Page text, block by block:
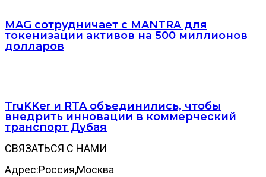
MAG сотрудничает с MANTRA для
токенизации активов на 500 миллионов
долларов
TruKKer и RTA объединились, чтобы
внедрить инновации в коммерческий
транспорт Дубая
СВЯЗАТЬСЯ С НАМИ
Адрес:Россия,Москва